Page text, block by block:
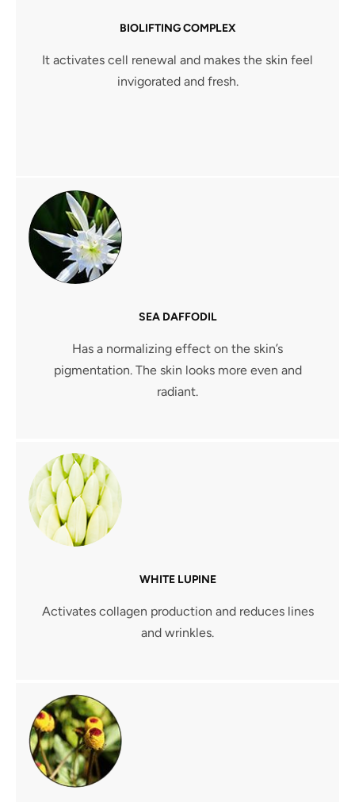
BIOLIFTING COMPLEX
It activates cell renewal and makes the skin feel
invigorated and fresh.
SEA DAFFODIL
Has a normalizing effect on the skin’s
pigmentation. The skin looks more even and
radiant.
WHITE LUPINE
Activates collagen production and reduces lines
and wrinkles.